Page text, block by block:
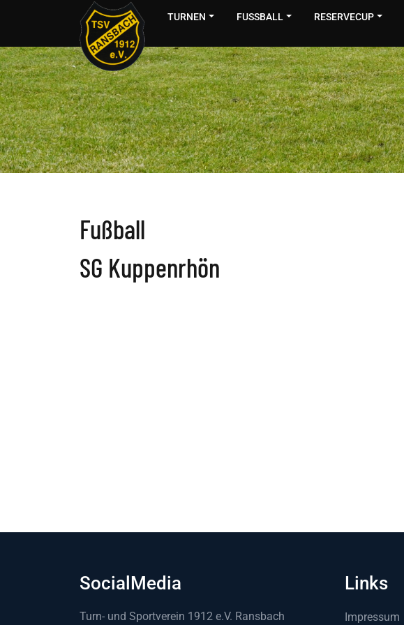
TURNEN FUSSBALL RESERVECUP
Fußball
SG Kuppenrhön
SocialMedia
Turn- und Sportverein 1912 e.V. Ransbach
Links
Impressum